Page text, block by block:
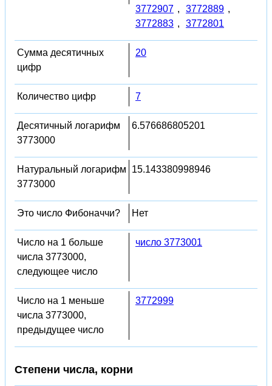
3772907 , 3772889 ,
3772883 , 3772801
Сумма десятичных
цифр
20
Количество цифр 7
Десятичный логарифм
3773000
6.576686805201
Натуральный логарифм
3773000
15.143380998946
Это число Фибоначчи? Нет
Число на 1 больше
числа 3773000,
следующее число
число 3773001
Число на 1 меньше
числа 3773000,
предыдущее число
3772999
Степени числа, корни